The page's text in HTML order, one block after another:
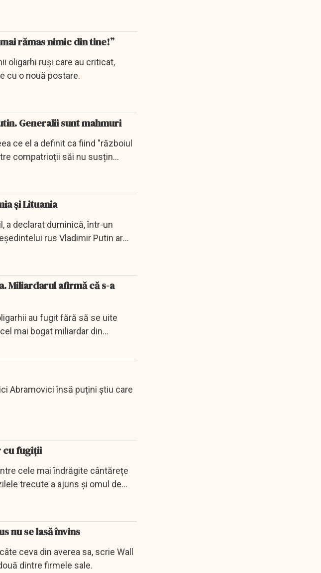
rămas nimic din tine!”
oligarhi ruși care au criticat,
cu o nouă postare.
Generalii sunt mahmuri
ce el a definit ca fiind "războiul
compatrioții săi nu susțin
și Lituania
a declarat duminică, într-un
rus Vladimir Putin ar
Miliardarul afirmă că s-a
au fugit fără să se uite
mai bogat miliardar din
Abramovici însă puțini știu care
cu fugiții
cele mai îndrăgite cântărețe
trecute a ajuns și omul de...
nu se lasă învins
ceva din averea sa, scrie Wall
dintre firmele sale.